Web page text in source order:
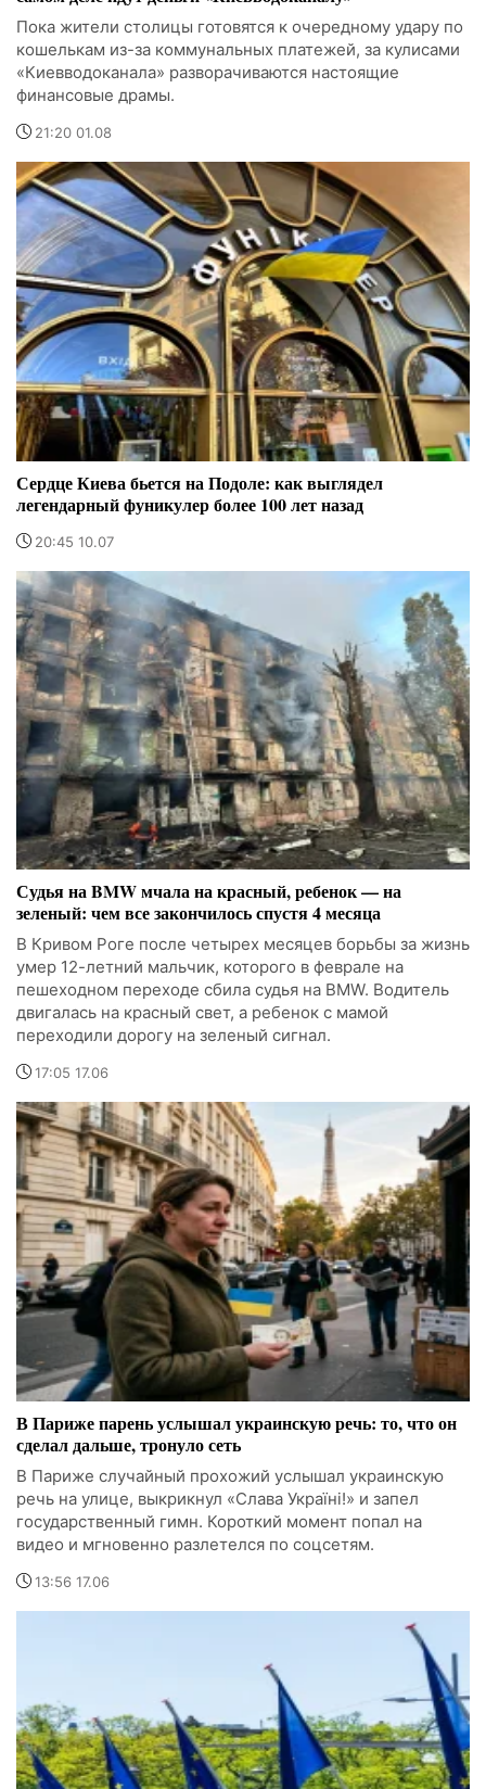
Пока жители столицы готовятся к очередному удару по
кошелькам из-за коммунальных платежей, за кулисами
«Киевводоканала» разворачиваются настоящие
финансовые драмы.
21:20 01.08
Сердце Киева бьется на Подоле: как выглядел
легендарный фуникулер более 100 лет назад
20:45 10.07
Судья на BMW мчала на красный, ребенок — на
зеленый: чем все закончилось спустя 4 месяца
В Кривом Роге после четырех месяцев борьбы за жизнь
умер 12-летний мальчик, которого в феврале на
пешеходном переходе сбила судья на BMW. Водитель
двигалась на красный свет, а ребенок с мамой
переходили дорогу на зеленый сигнал.
17:05 17.06
В Париже парень услышал украинскую речь: то, что он
сделал дальше, тронуло сеть
В Париже случайный прохожий услышал украинскую
речь на улице, выкрикнул «Слава Україні!» и запел
государственный гимн. Короткий момент попал на
видео и мгновенно разлетелся по соцсетям.
13:56 17.06